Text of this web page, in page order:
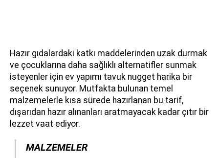
Hazır gıdalardaki katkı maddelerinden uzak durmak
ve çocuklarına daha sağlıklı alternatifler sunmak
isteyenler için ev yapımı tavuk nugget harika bir
seçenek sunuyor. Mutfakta bulunan temel
malzemelerle kısa sürede hazırlanan bu tarif,
dışarıdan hazır alınanları aratmayacak kadar çıtır bir
lezzet vaat ediyor.
MALZEMELER